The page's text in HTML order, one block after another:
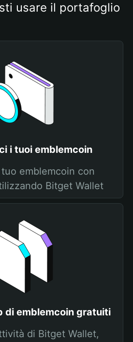
usare il portafoglio
i tuoi emblemcoin
emblemcoin con
Bitget Wallet
di emblemcoin gratuiti
di Bitget Wallet,